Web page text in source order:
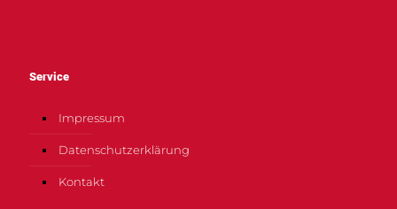
Service
Impressum
Datenschutzerklärung
Kontakt